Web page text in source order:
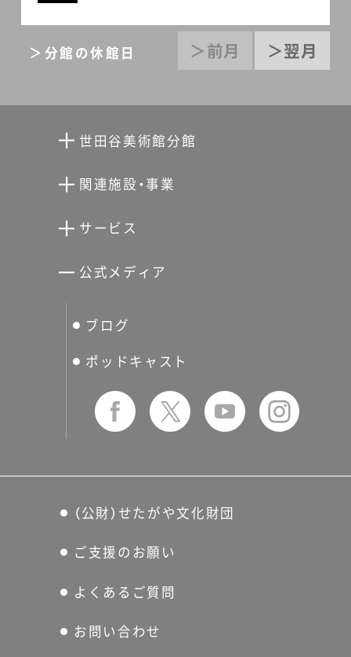
＞前月 ＞翌月
＞分館の休館日
世田谷美術館分館
向井潤吉アトリエ館
分館スケジュール
関連施設・事業
世田谷文学館
せたおん
サービス
せたがやアーツカード
友の会
公式メディア
ブログ
ポッドキャスト
（公財）せたがや文化財団
ご支援のお願い
よくあるご質問
お問い合わせ